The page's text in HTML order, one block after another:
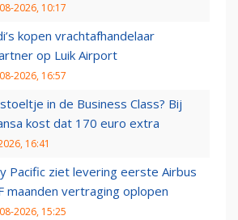
2026, 10:17
kopen vrachtafhandelaar
op Luik Airport
2026, 16:57
in de Business Class? Bij
kost dat 170 euro extra
16:41
Pacific ziet levering eerste Airbus
maanden vertraging oplopen
2026, 15:25